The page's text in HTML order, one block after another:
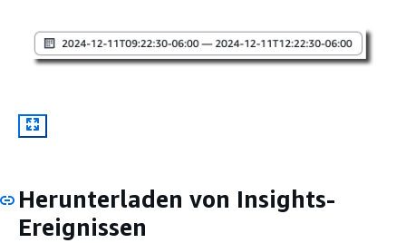
Herunterladen von Insights-
Ereignissen